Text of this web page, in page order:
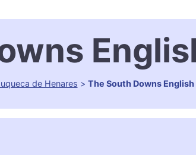
de Henares > The South Downs English